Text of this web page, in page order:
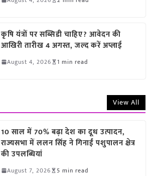
कृषि यंत्रों पर सब्सिडी चाहिए? आवेदन की
आखिरी तारीख 4 अगस्त, जल्द करें अप्लाई
August 4, 2026 1 min read
View All
10 साल में 70% बढ़ा देश का दूध उत्पादन,
राज्यसभा में ललन सिंह ने गिनाईं पशुपालन क्षेत्र
की उपलब्धियां
August 7, 2026 5 min read